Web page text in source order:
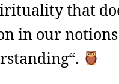
that
in our